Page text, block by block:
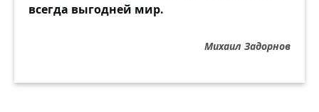
всегда выгодней мир.
Михаил Задорнов